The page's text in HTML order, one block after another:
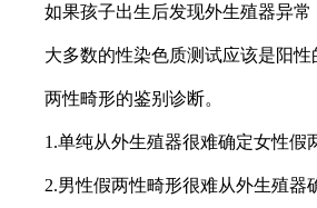
如果孩子出生后发现外生殖器异常
大多数的性染色质测试应该是阳性
两性畸形的鉴别诊断。
1.单纯从外生殖器很难确定女性假两
2.男性假两性畸形很难从外生殖器确